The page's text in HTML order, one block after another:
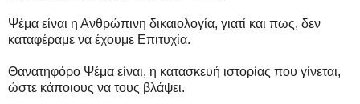
Ψέμα είναι η Ανθρώπινη δικαιολογία, γιατί και πως, δεν
καταφέραμε να έχουμε Επιτυχία.
Θανατηφόρο Ψέμα είναι, η κατασκευή ιστορίας που γίνεται,
ώστε κάποιους να τους βλάψει.